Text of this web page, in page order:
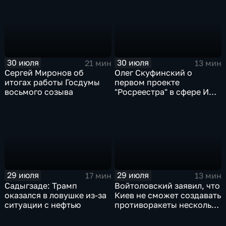
30 июля
21 мин
Сергей Миронов об
итогах работы Госдумы
восьмого созыва
30 июля
13 мин
Олег Скуфинский о
первом проекте
"Росреестра" в сфере ИИ
29 июля
17 мин
Садыгзаде: Трамп
оказался в ловушке из-за
ситуации с нефтью
29 июля
13 мин
Войтоловский заявил, что
Киев не сможет создавать
противоракеты несколько